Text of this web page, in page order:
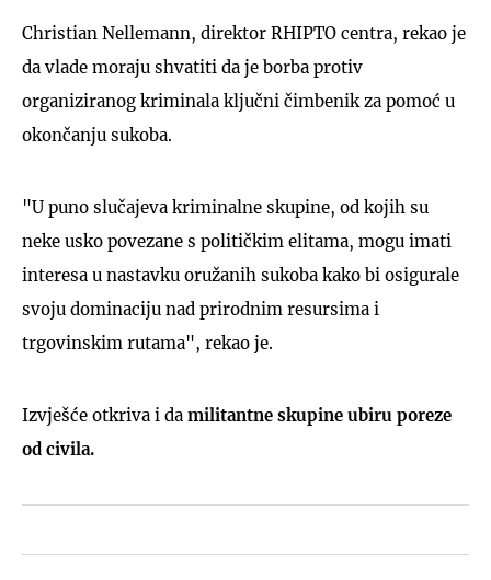
Christian Nellemann, direktor RHIPTO centra, rekao je
da vlade moraju shvatiti da je borba protiv
organiziranog kriminala ključni čimbenik za pomoć u
okončanju sukoba.
"U puno slučajeva kriminalne skupine, od kojih su
neke usko povezane s političkim elitama, mogu imati
interesa u nastavku oružanih sukoba kako bi osigurale
svoju dominaciju nad prirodnim resursima i
trgovinskim rutama", rekao je.
Izvješće otkriva i da militantne skupine ubiru poreze
od civila.